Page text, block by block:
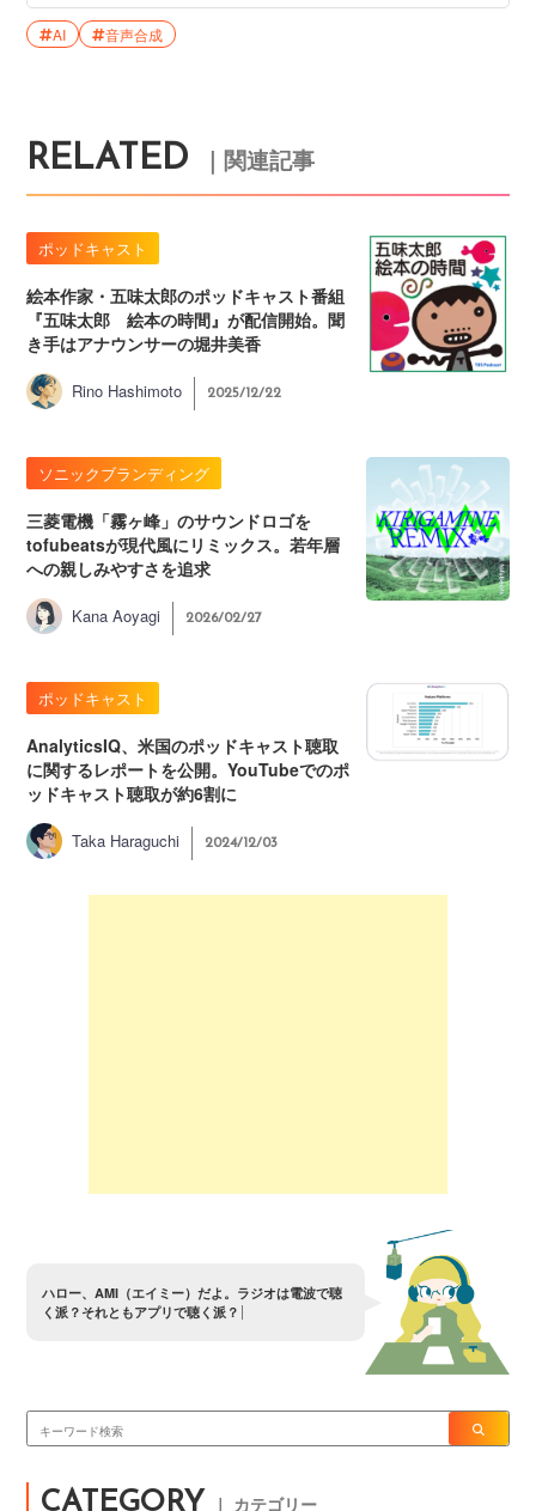
AI 音声合成
RELATED ｜関連記事
ポッドキャスト
絵本作家・五味太郎のポッドキャスト番組
『五味太郎 絵本の時間』が配信開始。聞
き手はアナウンサーの堀井美香
Rino Hashimoto 2025/12/22
ソニックブランディング
三菱電機「霧ヶ峰」のサウンドロゴを
tofubeatsが現代風にリミックス。若年層
への親しみやすさを追求
Kana Aoyagi 2026/02/27
ポッドキャスト
AnalyticsIQ、米国のポッドキャスト聴取
に関するレポートを公開。YouTubeでのポ
ッドキャスト聴取が約6割に
Taka Haraguchi 2024/12/03
ハロー、 AMI（エイ ミ ー） だよ 。 ラジオは電波で聴
く 派？ それと もアプリで聴く 派？
CATEGORY ｜ カテゴリー